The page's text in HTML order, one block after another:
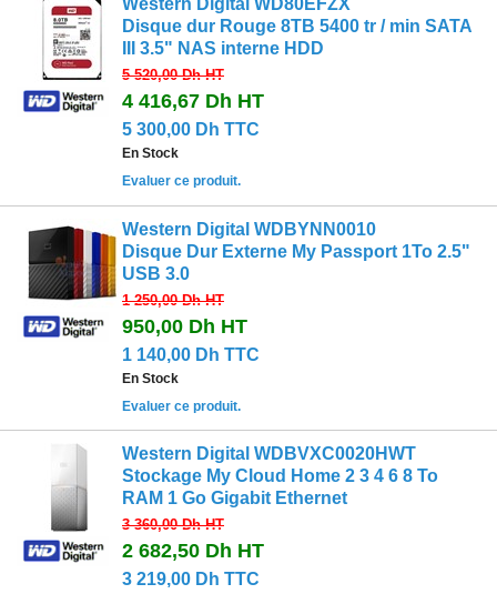
Western Digital WD80EFZX
Disque dur Rouge 8TB 5400 tr / min SATA
III 3.5" NAS interne HDD
5 520,00 DhHT
4 416,67 Dh HT
5 300,00 Dh TTC
En Stock
Evaluer ce produit.
Western Digital WDBYNN0010
Disque Dur Externe My Passport 1To 2.5"
USB 3.0
1 250,00 DhHT
950,00 Dh HT
1 140,00 Dh TTC
En Stock
Evaluer ce produit.
Western Digital WDBVXC0020HWT
Stockage My Cloud Home 2 3 4 6 8 To
RAM 1 Go Gigabit Ethernet
3 360,00 DhHT
2 682,50 Dh HT
3 219,00 Dh TTC